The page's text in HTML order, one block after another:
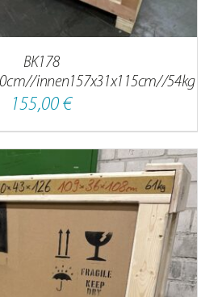
BK178
innen157x31x115cm//54kg
155,00€